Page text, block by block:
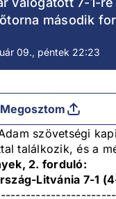
második
09., péntek 22:23
Megosztom
szövetségi
találkozik, és a
2. forduló:
Litvánia 7-1